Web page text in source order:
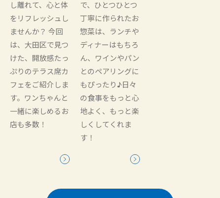
し離れて、心と体
をリフレッシュし
ませんか？ 今回
は、大田区で見つ
けた、開放感たっ
ぷりのテラス席カ
フェをご紹介しま
す。ワンちゃんと
一緒に楽しめるお
店も多数！
で、ひとつひとつ
丁寧に作られたお
惣菜は、ランチや
ディナーはもちろ
ん、ワインやパン
とのペアリングに
もぴったり♪日々
の食事をもっと心
地よく、もっと楽
しくしてくれま
す！